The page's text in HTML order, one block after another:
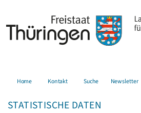
Home Kontakt Suche Newsletter
STATISTISCHE DATEN